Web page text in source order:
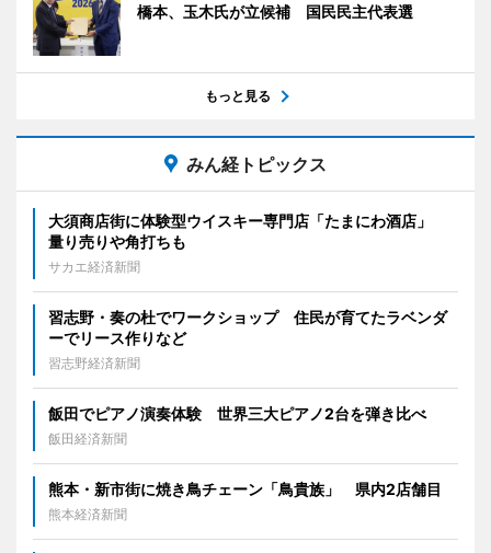
橋本、玉木氏が立候補 国民民主代表選
もっと見る
みん経トピックス
大須商店街に体験型ウイスキー専門店「たまにわ酒店」
量り売りや角打ちも
サカエ経済新聞
習志野・奏の杜でワークショップ 住民が育てたラベンダ
ーでリース作りなど
習志野経済新聞
飯田でピアノ演奏体験 世界三大ピアノ2台を弾き比べ
飯田経済新聞
熊本・新市街に焼き鳥チェーン「鳥貴族」 県内2店舗目
熊本経済新聞